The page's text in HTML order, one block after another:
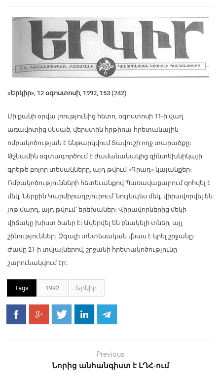
«Երկիր», 12 օգոստոսի, 1992, 153 (242)
Մի քանի օրվա լռությունից հետո, օգոստոսի 11-ի վաղ
առավոտից սկսած, վերստին հրթիռա-հրետանային
ռմբակոծության է ենթարկվում Տավուշի ողջ տարածքը։
Թշնամին օգտագործում է ժամանակակից զինտեխնիկայի
գրեթե բոլոր տեսակները, այդ թվում «Գրադ» կայանքեր։
Ռմբակոծությունների հետեւանքով Պառավաքարում զոհվել է
մեկ, Ներքին Կարմիրաղբյուրում՝ նույնպես մեկ, վիրավորվել են
յոթ մարդ, այդ թվում՝ երեխաներ։ Վիրավորներից մեկի
վիճակը խիստ ծանր է։ Ավերվել են բնակելի տներ, այլ
շինություններ։ Զգալի տնտեսական վնաս է կրել շրջանը։
Ժամը 21-ի տվյալներով, շրջանի հրետակոծությունը
շարունակվում էր:
Tags 1992 Երկիր
Previous
Նորից անհանգիստ է ԼՂՀ-ում